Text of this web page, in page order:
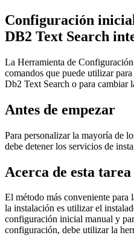
Configuración
DB2 Text Search
La Herramienta de
comandos que puede utilizar
Db2 Text Search o para cambiar
Antes de empezar
Para personalizar la mayoría de
debe detener los servicios de
Acerca de esta tarea
El método más conveniente
la instalación es utilizar el
configuración inicial manual y
configuración, debe utilizar la